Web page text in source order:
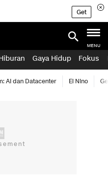
Get
MENU
Gaya Hidup Fokus
AI dan Datacenter El Nino